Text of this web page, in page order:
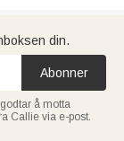
din.
Abonner
å motta
Callie via e-post.